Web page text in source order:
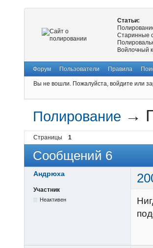
Статьи:
Старинные
Войлочный
Форум Пользователи Правила
Вы не вошли. Пожалуйста, войдите или
Полирование →
Страницы 1
Сообщений 6
Андрюха
Участник
Неактивен